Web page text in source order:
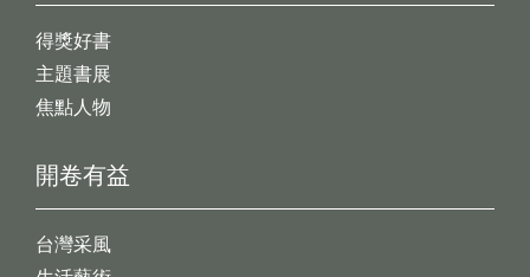
開卷有益
台灣采風
得獎好書
主題書展
焦點人物